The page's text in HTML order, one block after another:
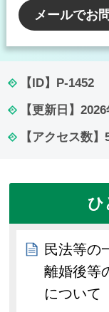
メールでお
【ID】 P-1452
【更新日】 2026
【アクセス数】
ひ
民法等の
離婚後等
について